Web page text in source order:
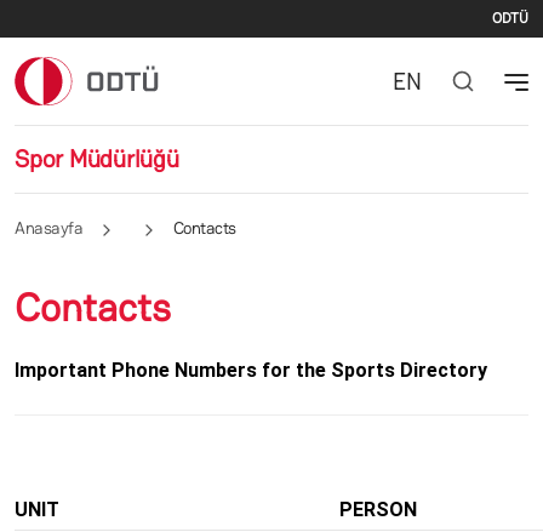
ODTÜ
Spor Müdürlüğü
EN
Anasayfa Contacts
Contacts
Important Phone Numbers for the Sports Directory
UNIT
PERSON